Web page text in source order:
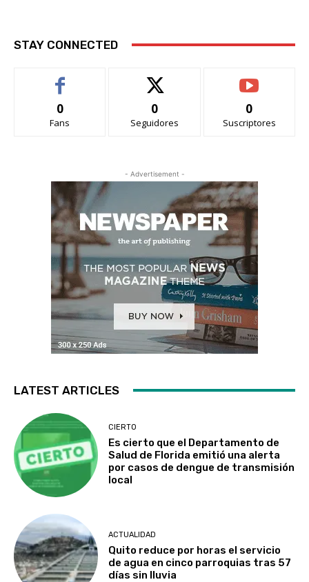
STAY CONNECTED
0
Fans
0
Seguidores
0
Suscriptores
- Advertisement -
LATEST ARTICLES
CIERTO
Es cierto que el Departamento de
Salud de Florida emitió una alerta
por casos de dengue de transmisión
local
ACTUALIDAD
Quito reduce por horas el servicio
de agua en cinco parroquias tras 57
días sin lluvia